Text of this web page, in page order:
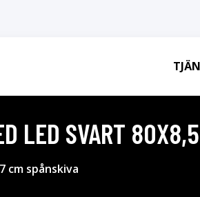
LED SVART
cm spånskiva